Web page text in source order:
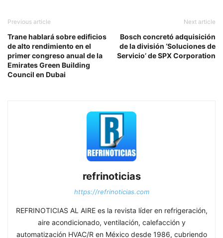
Previous article
Trane hablará sobre edificios
de alto rendimiento en el
primer congreso anual de la
Emirates Green Building
Council en Dubai
Next article
Bosch concretó adquisición
de la división ‘Soluciones de
Servicio’ de SPX Corporation
refrinoticias
https://refrinoticias.com
REFRINOTICIAS AL AIRE es la revista líder en refrigeración,
aire acondicionado, ventilación, calefacción y
automatización HVAC/R en México desde 1986, cubriendo